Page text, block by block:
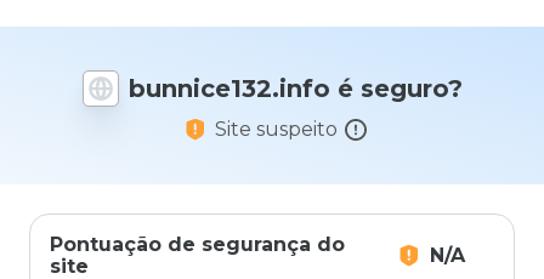
bunnice132.info é seguro?
Site suspeito
Pontuação de segurança do
site
N/A
nota